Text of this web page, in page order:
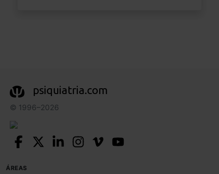
psiquiatria.com
© 1996–2026
ÁREAS